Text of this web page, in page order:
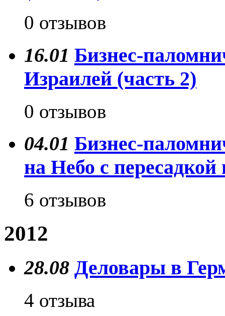
0 отзывов
16.01 Бизнес-
Израилей (часть 2)
0 отзывов
04.01 Бизнес-
на Небо с
6 отзывов
2012
28.08 Деловары в
4 отзыва